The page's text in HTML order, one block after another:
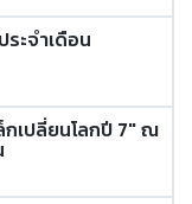
ะจำเดือน
เปลี่ยนโลกปี 7" ณ